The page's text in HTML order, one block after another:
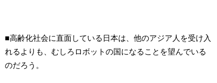
■高齢化社会に直面している日本は、他のアジア人を受け入
れるよりも、むしろロボットの国になることを望んでいる
のだろう。